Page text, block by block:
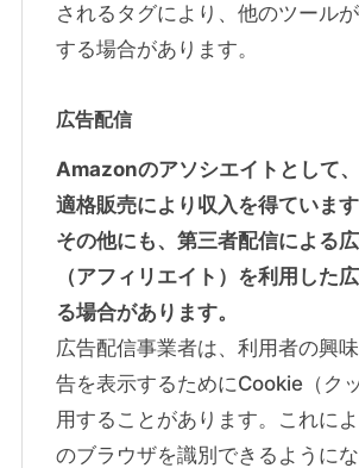
されるタグにより、他のツール
する場合があります。
広告配信
Amazonのアソシエイトとして
適格販売により収入を得ています
その他にも、第三者配信による
（アフィリエイト）を利用した
る場合があります。
広告配信事業者は、利用者の興
告を表示するためにCookie（ク
用することがあります。これに
のブラウザを識別できるようにな